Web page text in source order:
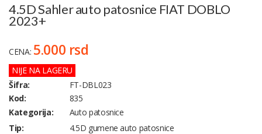
4.5D Sahler auto patosnice FIAT DOBLO
2023+
CENA: 5.000 rsd
NIJE NA LAGERU
Šifra:
FT-DBL023
Kod:
835
Kategorija:
Auto patosnice
Tip:
4.5D gumene auto patosnice